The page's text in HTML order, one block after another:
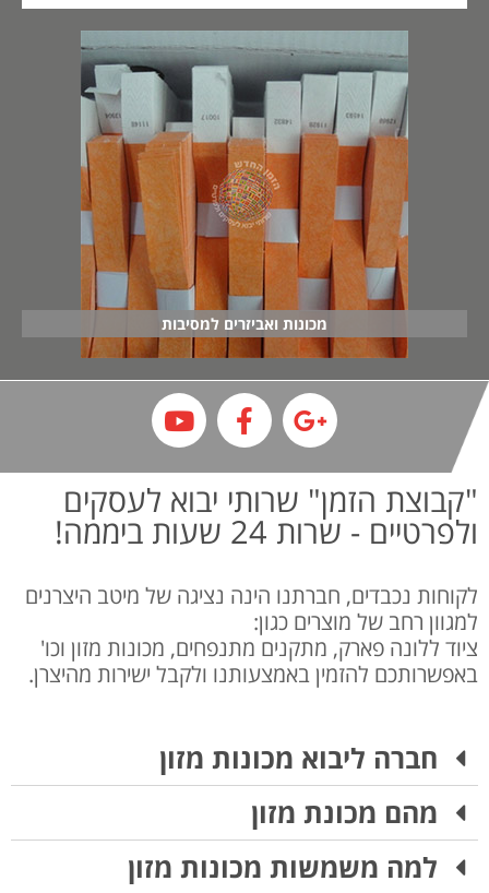
מכונות ואביזרים למסיבות
"קבוצת הזמן" שרותי יבוא לעסקים
ולפרטיים - שרות 24 שעות ביממה! ​
לקוחות נכבדים, חברתנו הינה נציגה של מיטב היצרנים
למגוון רחב של מוצרים כגון:
ציוד ללונה פארק, מתקנים מתנפחים, מכונות מזון וכו'
באפשרותכם להזמין באמצעותנו ולקבל ישירות מהיצרן.
חברה ליבוא מכונות מזון
מהם מכונת מזון
למה משמשות מכונות מזון